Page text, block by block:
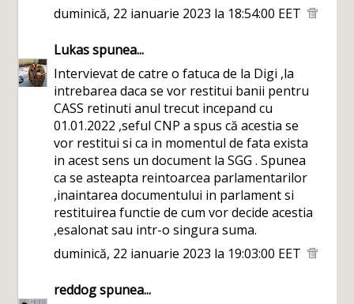
duminică, 22 ianuarie 2023 la 18:54:00 EET
Lukasspunea...
Intervievat de catre o fatuca de la Digi ,la
intrebarea daca se vor restitui banii pentru
CASS retinuti anul trecut incepand cu
01.01.2022 ,seful CNP a spus că acestia se
vor restitui si ca in momentul de fata exista
in acest sens un document la SGG . Spunea
ca se asteapta reintoarcea parlamentarilor
,inaintarea documentului in parlament si
restituirea functie de cum vor decide acestia
,esalonat sau intr-o singura suma.
duminică, 22 ianuarie 2023 la 19:03:00 EET
reddogspunea...